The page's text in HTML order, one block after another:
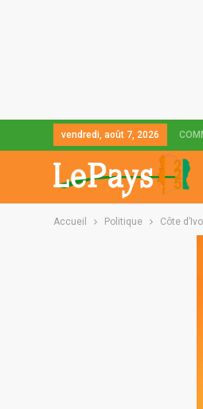
vendredi, août 7, 2026
Accueil Politique Côte